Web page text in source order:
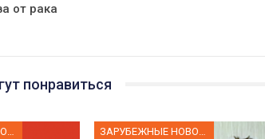
от рака
понравиться
ЗАРУБЕЖНЫЕ НОВОСТИ ЗАРУБЕЖНЫЕ НОВОСТИ